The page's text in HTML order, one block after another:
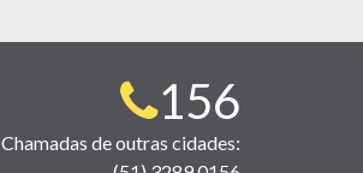
Telefone
para
156
Chamadas de outras cidades: